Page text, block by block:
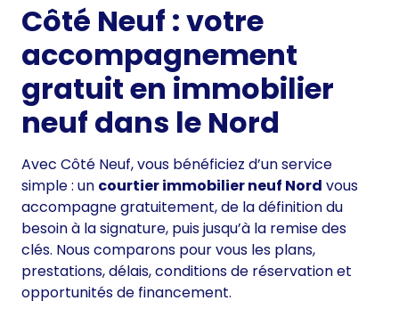
Côté Neuf : votre
accompagnement
gratuit en immobilier
neuf dans le Nord
Avec Côté Neuf, vous bénéficiez d’un service
simple : un courtier immobilier neuf Nord vous
accompagne gratuitement, de la définition du
besoin à la signature, puis jusqu’à la remise des
clés. Nous comparons pour vous les plans,
prestations, délais, conditions de réservation et
opportunités de financement.